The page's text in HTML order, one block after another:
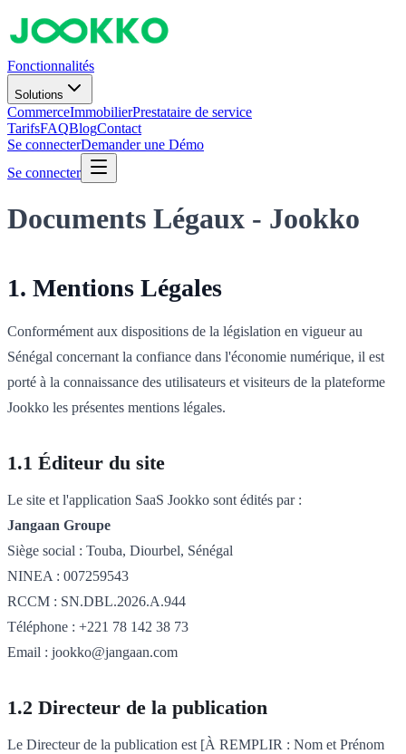
Fonctionnalités
Solutions
CommerceImmobilierPrestataire de service
TarifsFAQBlogContact
Se connecterDemander une Démo
Se connecter
Documents Légaux - Jookko
1. Mentions Légales
Conformément aux dispositions de la législation en vigueur au
Sénégal concernant la confiance dans l'économie numérique, il est
porté à la connaissance des utilisateurs et visiteurs de la plateforme
Jookko les présentes mentions légales.
1.1 Éditeur du site
Le site et l'application SaaS Jookko sont édités par :
Jangaan Groupe
Siège social : Touba, Diourbel, Sénégal
NINEA : 007259543
RCCM : SN.DBL.2026.A.944
Téléphone : +221 78 142 38 73
Email : jookko@jangaan.com
1.2 Directeur de la publication
Le Directeur de la publication est [À REMPLIR : Nom et Prénom